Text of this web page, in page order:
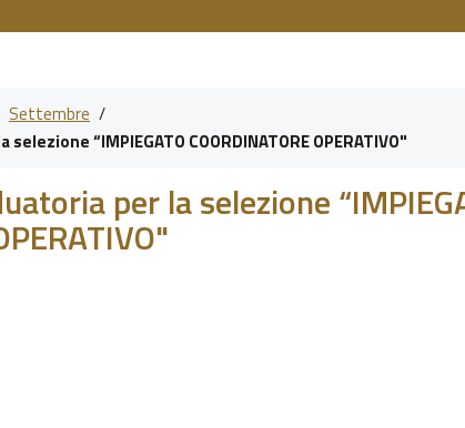
Settembre /
“IMPIEGATO COORDINATORE OPERATIVO"
per la selezione